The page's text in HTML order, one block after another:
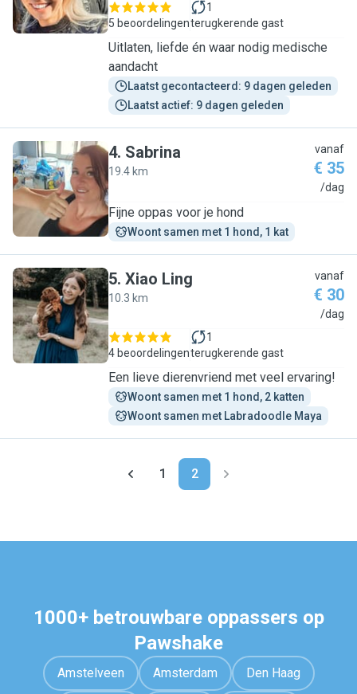
5 beoordelingen
1
terugkerende gast
Uitlaten, liefde én waar nodig medische
aandacht
Laatst gecontacteerd: 9 dagen geleden
Laatst actief: 9 dagen geleden
S
4. Sabrina
19.4 km
vanaf
€ 35
/dag
Fijne oppas voor je hond
Woont samen met 1 hond, 1 kat
X
5. Xiao Ling
10.3 km
vanaf
€ 30
/dag
4 beoordelingen
1
terugkerende gast
Een lieve dierenvriend met veel ervaring!
Woont samen met 1 hond, 2 katten
Woont samen met Labradoodle Maya
1 2
1000+ betrouwbare oppassers op
Pawshake
Amstelveen Amsterdam Den Haag